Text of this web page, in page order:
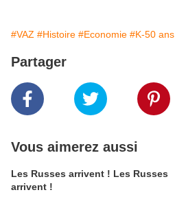
#VAZ #Histoire #Economie #K-50 ans
Partager
Vous aimerez aussi
Les Russes arrivent ! Les Russes
arrivent !